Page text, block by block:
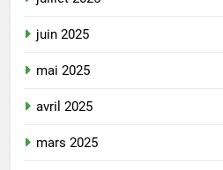
juin 2025
mai 2025
avril 2025
mars 2025